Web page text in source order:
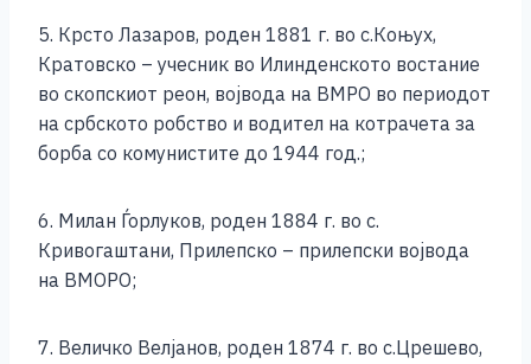
5. Крсто Лазаров, роден 1881 г. во с.Коњух,
Кратовско – учесник во Илинденското востание
во скопскиот реон, војвода на ВМРО во периодот
на србското робство и водител на котрачета за
борба со комунистите до 1944 год.;
6. Милан Ѓорлуков, роден 1884 г. во с.
Кривогаштани, Прилепско – прилепски војвода
на ВМОРО;
7. Величко Велјанов, роден 1874 г. во с.Црешево,